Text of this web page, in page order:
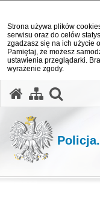
Strona używa plików
serwisu oraz do celów
zgadzasz się na ich użycie
Pamiętaj, że możesz
ustawienia przeglądarki.
wyrażenie zgody.